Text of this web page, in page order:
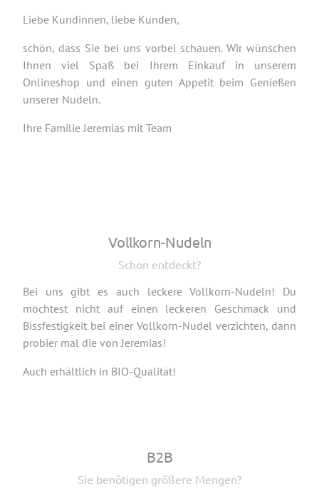
Liebe Kundinnen, liebe Kunden,
schön, dass Sie bei uns vorbei schauen. Wir wünschen
Ihnen viel Spaß bei Ihrem Einkauf in unserem
Onlineshop und einen guten Appetit beim Genießen
unserer Nudeln.
Ihre Familie Jeremias mit Team
Vollkorn-Nudeln
Schon entdeckt?
Bei uns gibt es auch leckere Vollkorn-Nudeln! Du
möchtest nicht auf einen leckeren Geschmack und
Bissfestigkeit bei einer Vollkorn-Nudel verzichten, dann
probier mal die von Jeremias!
Auch erhältlich in BIO-Qualität!
B2B
Sie benötigen größere Mengen?